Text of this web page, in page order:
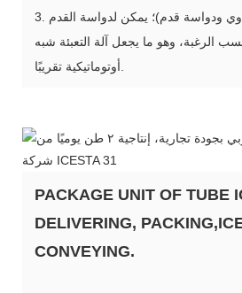
3. نظام تحكم مزدوج (يدوي ودواسة قدم)؛ يمكن لدواسة القدم
الرغبة، وهو ما يجعل آلة التعبئة شبه
PACKAGE UNIT OF TUBE
DELIVERING,
CONVEYING.